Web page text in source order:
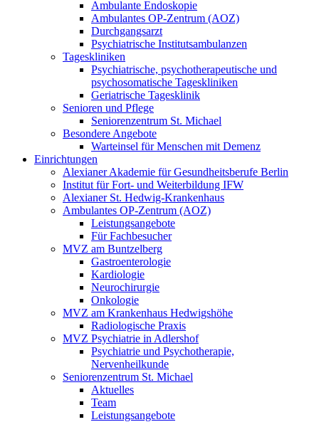
Ambulante Endoskopie
Ambulantes OP-Zentrum (AOZ)
Durchgangsarzt
Psychiatrische Institutsambulanzen
Tageskliniken
Psychiatrische, psychotherapeutische und
psychosomatische Tageskliniken
Geriatrische Tagesklinik
Senioren und Pflege
Seniorenzentrum St. Michael
Besondere Angebote
Warteinsel für Menschen mit Demenz
Einrichtungen
Alexianer Akademie für Gesundheitsberufe Berlin
Institut für Fort- und Weiterbildung IFW
Alexianer St. Hedwig-Krankenhaus
Ambulantes OP-Zentrum (AOZ)
Leistungsangebote
Für Fachbesucher
MVZ am Buntzelberg
Gastroenterologie
Kardiologie
Neurochirurgie
Onkologie
MVZ am Krankenhaus Hedwigshöhe
Radiologische Praxis
MVZ Psychiatrie in Adlershof
Psychiatrie und Psychotherapie,
Nervenheilkunde
Seniorenzentrum St. Michael
Aktuelles
Team
Leistungsangebote